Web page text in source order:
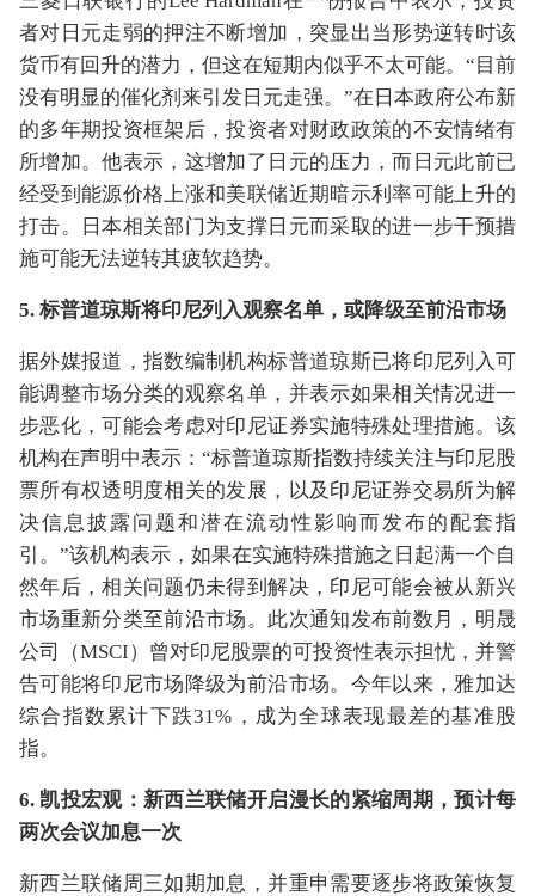
者对日元走弱的押注不断增加，突显出当形势逆转时该
货币有回升的潜力，但这在短期内似乎不太可能。“目前
没有明显的催化剂来引发日元走强。”在日本政府公布新
的多年期投资框架后，投资者对财政政策的不安情绪有
所增加。他表示，这增加了日元的压力，而日元此前已
经受到能源价格上涨和美联储近期暗示利率可能上升的
打击。日本相关部门为支撑日元而采取的进一步干预措
施可能无法逆转其疲软趋势。
5. 标普道琼斯将印尼列入观察名单，或降级至前沿市场
据外媒报道，指数编制机构标普道琼斯已将印尼列入可
能调整市场分类的观察名单，并表示如果相关情况进一
步恶化，可能会考虑对印尼证券实施特殊处理措施。该
机构在声明中表示：“标普道琼斯指数持续关注与印尼股
票所有权透明度相关的发展，以及印尼证券交易所为解
决信息披露问题和潜在流动性影响而发布的配套指
引。”该机构表示，如果在实施特殊措施之日起满一个自
然年后，相关问题仍未得到解决，印尼可能会被从新兴
市场重新分类至前沿市场。此次通知发布前数月，明晟
公司（MSCI）曾对印尼股票的可投资性表示担忧，并警
告可能将印尼市场降级为前沿市场。今年以来，雅加达
综合指数累计下跌31%，成为全球表现最差的基准股
指。
6. 凯投宏观：新西兰联储开启漫长的紧缩周期，预计每
两次会议加息一次
新西兰联储周三如期加息，并重申需要逐步将政策恢复